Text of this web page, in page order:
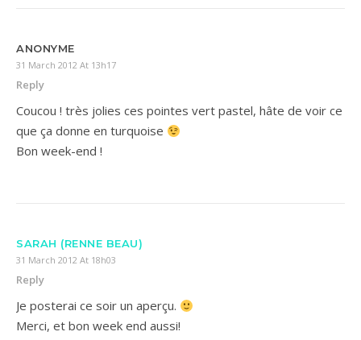
ANONYME
31 March 2012 At 13h17
Reply
Coucou ! très jolies ces pointes vert pastel, hâte de voir ce
que ça donne en turquoise
Bon week-end !
SARAH (RENNE BEAU)
31 March 2012 At 18h03
Reply
Je posterai ce soir un aperçu.
Merci, et bon week end aussi!